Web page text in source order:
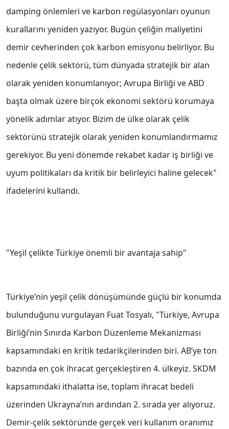
damping önlemleri ve karbon regülasyonları oyunun
kurallarını yeniden yazıyor. Bugün çeliğin maliyetini
demir cevherinden çok karbon emisyonu belirliyor. Bu
nedenle çelik sektörü, tüm dünyada stratejik bir alan
olarak yeniden konumlanıyor; Avrupa Birliği ve ABD
başta olmak üzere birçok ekonomi sektörü korumaya
yönelik adımlar atıyor. Bizim de ülke olarak çelik
sektörünü stratejik olarak yeniden konumlandırmamız
gerekiyor. Bu yeni dönemde rekabet kadar iş birliği ve
uyum politikaları da kritik bir belirleyici haline gelecek"
ifadelerini kullandı.
"Yeşil çelikte Türkiye önemli bir avantaja sahip"
Türkiye’nin yeşil çelik dönüşümünde güçlü bir konumda
bulunduğunu vurgulayan Fuat Tosyalı, "Türkiye, Avrupa
Birliği’nin Sınırda Karbon Düzenleme Mekanizması
kapsamındaki en kritik tedarikçilerinden biri. AB’ye ton
bazında en çok ihracat gerçekleştiren 4. ülkeyiz. SKDM
kapsamındaki ithalatta ise, toplam ihracat bedeli
üzerinden Ukrayna’nın ardından 2. sırada yer alıyoruz.
Demir-çelik sektöründe gerçek veri kullanım oranımız